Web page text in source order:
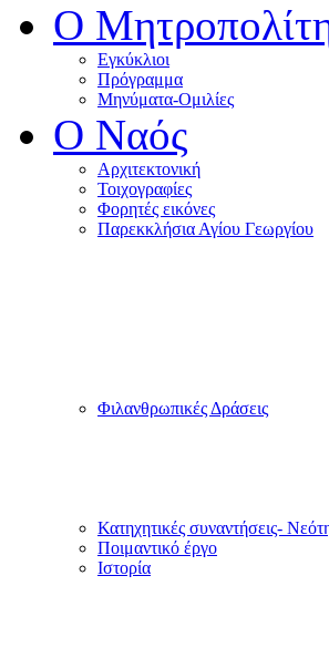
Ο
Εγκύκλιοι
Πρόγραμμα
Μηνύματα-Ομιλίες
O Ναός
Αρχιτεκτονική
Τοιχογραφίες
Φορητές εικόνες
Παρεκκλήσια Αγίου Γεωργίου
Φιλανθρωπικές Δράσεις
Κατηχητικές συναντήσεις-
Ποιμαντικό έργο
Ιστορία